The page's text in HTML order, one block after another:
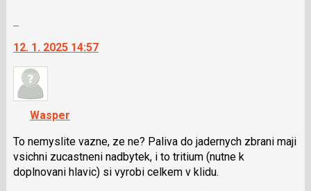
další
nový
názor.
navigaci
lze
použít
i
klávesy
12. 1. 2025 14:57
Wasper
To nemyslite vazne, ze ne? Paliva do jadernych zbrani maji
vsichni zucastneni nadbytek, i to tritium (nutne k
doplnovani hlavic) si vyrobi celkem v klidu.